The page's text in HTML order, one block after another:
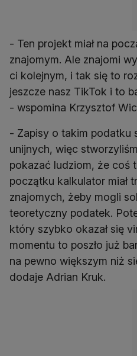
- Ten projekt miał na
znajomym. Ale znajomi
ci kolejnym, i tak się to
jeszcze nasz TikTok i to
- wspomina Krzysztof
- Zapisy o takim podatku
unijnych, więc
pokazać ludziom, że coś
początku kalkulator miał
znajomych, żeby mogli
teoretyczny podatek.
który szybko okazał się
momentu to poszło już
na pewno większym niż
dodaje Adrian Kruk.